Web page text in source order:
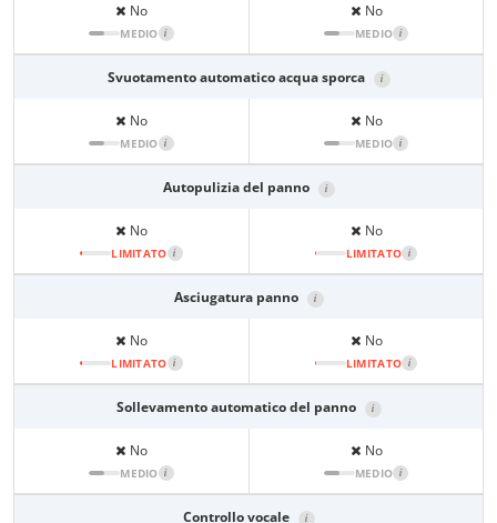
No
MEDIO i
No
MEDIO i
Svuotamento automatico acqua sporca i
No
MEDIO i
No
MEDIO i
Autopulizia del panno i
No
LIMITATO i
No
LIMITATO i
Asciugatura panno i
No
LIMITATO i
No
LIMITATO i
Sollevamento automatico del panno i
No
MEDIO i
No
MEDIO i
Controllo vocale i